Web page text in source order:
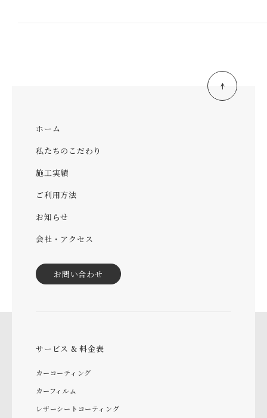
ホーム
私たちのこだわり
施工実績
ご利用方法
お知らせ
会社・アクセス
お問い合わせ
サービス & 料金表
カーコーティング
カーフィルム
レザーシートコーティング